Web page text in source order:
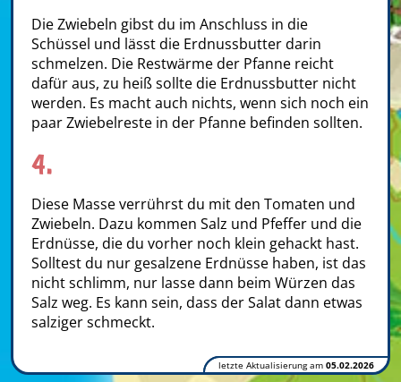
Die Zwiebeln gibst du im Anschluss in die
Schüssel und lässt die Erdnussbutter darin
schmelzen. Die Restwärme der Pfanne reicht
dafür aus, zu heiß sollte die Erdnussbutter nicht
werden. Es macht auch nichts, wenn sich noch ein
paar Zwiebelreste in der Pfanne befinden sollten.
4.
Diese Masse verrührst du mit den Tomaten und
Zwiebeln. Dazu kommen Salz und Pfeffer und die
Erdnüsse, die du vorher noch klein gehackt hast.
Solltest du nur gesalzene Erdnüsse haben, ist das
nicht schlimm, nur lasse dann beim Würzen das
Salz weg. Es kann sein, dass der Salat dann etwas
salziger schmeckt.
letzte Aktualisierung am 05.02.2026